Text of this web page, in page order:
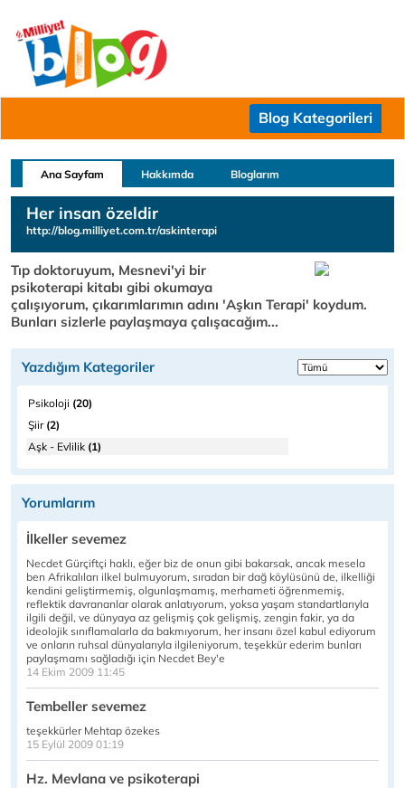
Blog Kategorileri
Ana Sayfam Hakkımda Bloglarım
Her insan özeldir
http://blog.milliyet.com.tr/askinterapi
Tıp doktoruyum, Mesnevi'yi bir
psikoterapi kitabı gibi okumaya
çalışıyorum, çıkarımlarımın adını 'Aşkın Terapi' koydum.
Bunları sizlerle paylaşmaya çalışacağım...
Yazdığım Kategoriler
Psikoloji (20)
Şiir(2)
Aşk - Evlilik (1)
Yorumlarım
İlkeller sevemez
Necdet Gürçiftçi haklı, eğer biz de onun gibi bakarsak, ancak mesela
ben Afrikalıları ilkel bulmuyorum, sıradan bir dağ köylüsünü de, ilkelliği
kendini geliştirmemiş, olgunlaşmamış, merhameti öğrenmemiş,
reflektik davrananlar olarak anlatıyorum, yoksa yaşam standartlarıyla
ilgili değil, ve dünyaya az gelişmiş çok gelişmiş, zengin fakir, ya da
ideolojik sınıflamalarla da bakmıyorum, her insanı özel kabul ediyorum
ve onların ruhsal dünyalarıyla ilgileniyorum, teşekkür ederim bunları
paylaşmamı sağladığı için Necdet Bey'e
14 Ekim 2009 11:45
Tembeller sevemez
teşekkürler Mehtap özekes
15 Eylül 2009 01:19
Hz. Mevlana ve psikoterapi